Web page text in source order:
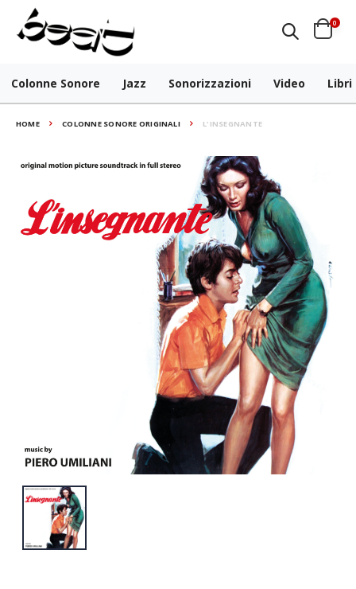
0
Colonne Sonore Jazz Sonorizzazioni Video Libri
HOME COLONNE SONORE ORIGINALI L'INSEGNANTE